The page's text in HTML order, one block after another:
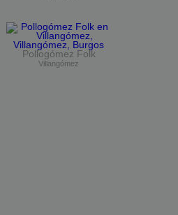
Pollogómez Folk
Villangómez